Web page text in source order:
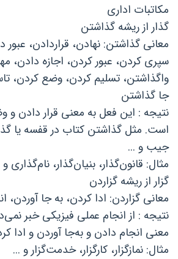
مکاتبات اداری
گذار از ریشه گذاشتن
معانی گذاشتن: نهادن، قراردادن، عبور
سپری کردن، عبور کردن، اجازه دادن،
واگذاشتن، تسلیم کردن، وضع کردن،
جا گذاشتن
نتیجه : این فعل به معنی قرار دادن
است. مثل گذاشتن کتاب در قفسه یا
جیب و ...
مثال: قانون‌گذار، بنیان‌گذار، نام‌گذاری
گزار از ریشه گزاردن
معانی گزاردن: ادا کردن، به جا آوردن،
نتیجه : از انجام عملی فیزیکی خبر
معنی انجام دادن و به‌جا آوردن و ادا
مثال: نمازگزار، کارگزار، خدمت‌گزار و ...